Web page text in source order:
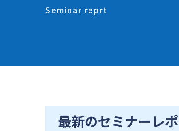
Seminar reprt
最新のセミナーレ